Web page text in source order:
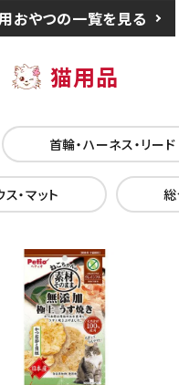
おやつの一覧を見る
猫用品
首輪・ハーネス・リード
・マット